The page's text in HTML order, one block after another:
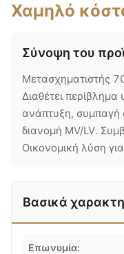
Χαμηλό
Σύνοψη του
Μετασχηματιστής
Διαθέτει
ανάπτυξη, συμπαγή
διανομή MV/LV.
Οικονομική λύση
Βασικά
Επωνυμία: